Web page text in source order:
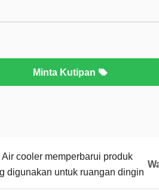
Minta Kutipan
cooler memperbarui produk
digunakan untuk ruangan dingin